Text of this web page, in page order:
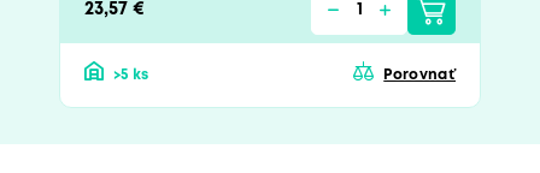
23,57 €
>5 ks Porovnať